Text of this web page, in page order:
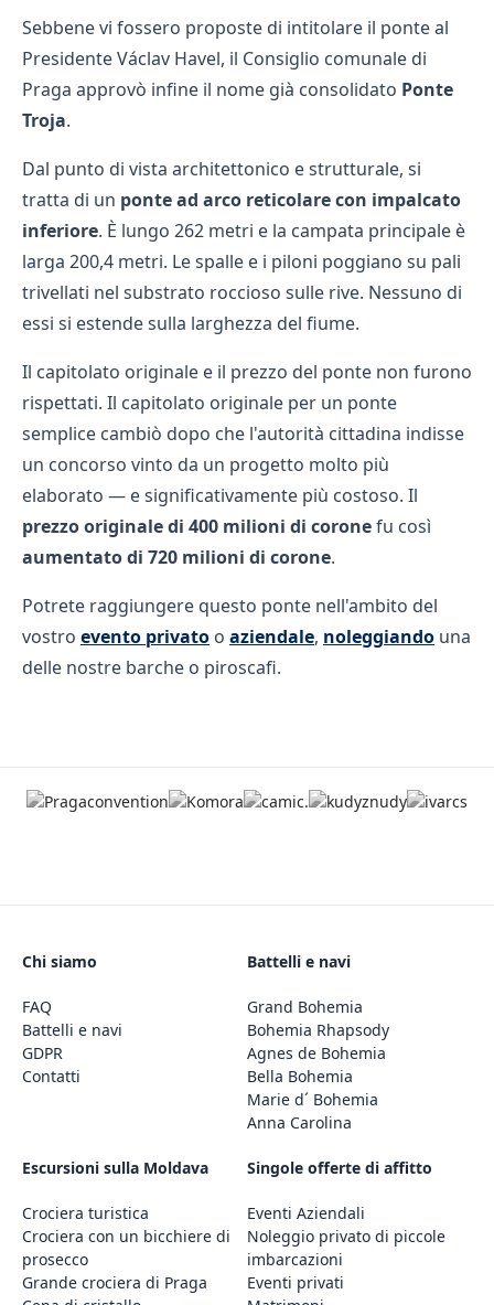
Sebbene vi fossero proposte di intitolare il ponte al
Presidente Václav Havel, il Consiglio comunale di
Praga approvò infine il nome già consolidato Ponte
Troja.
Dal punto di vista architettonico e strutturale, si
tratta di un ponte ad arco reticolare con impalcato
inferiore. È lungo 262 metri e la campata principale è
larga 200,4 metri. Le spalle e i piloni poggiano su pali
trivellati nel substrato roccioso sulle rive. Nessuno di
essi si estende sulla larghezza del fiume.
Il capitolato originale e il prezzo del ponte non furono
rispettati. Il capitolato originale per un ponte
semplice cambiò dopo che l'autorità cittadina indisse
un concorso vinto da un progetto molto più
elaborato — e significativamente più costoso. Il
prezzo originale di 400 milioni di coronefu così
aumentato di 720 milioni di corone.
Potrete raggiungere questo ponte nell'ambito del
vostro evento privato o aziendale, noleggiando una
delle nostre barche o piroscafi.
Chi siamo
FAQ
Battelli e navi
GDPR
Contatti
Battelli e navi
Grand Bohemia
Bohemia Rhapsody
Agnes de Bohemia
Bella Bohemia
Marie d´ Bohemia
Anna Carolina
Escursioni sulla Moldava
Crociera turistica
Crociera con un bicchiere di
prosecco
Grande crociera di Praga
Singole offerte di affitto
Eventi Aziendali
Noleggio privato di piccole
imbarcazioni
Eventi privati